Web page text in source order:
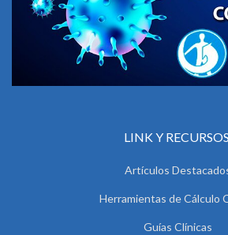
LINK Y RECURSOS
Artículos
Herramientas de Cálculo
Guías Clínicas